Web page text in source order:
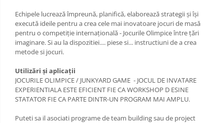
Echipele lucrează împreună, planifică, elaborează strategii și își
execută ideile pentru a crea cele mai inovatoare jocuri de masă
pentru o competiție internațională - Jocurile Olimpice între țări
imaginare. Si au la dispozitiei.... piese si... instructiuni de a crea
metode si jocuri.
Utilizări și aplicații
JOCURILE OLIMPICE / JUNKYARD GAME - JOCUL DE INVATARE
EXPERIENTIALA ESTE EFICIENT FIE CA WORKSHOP D ESINE
STATATOR FIE CA PARTE DINTR-UN PROGRAM MAI AMPLU.
Puteti sa il asociati programe de team building sau de project